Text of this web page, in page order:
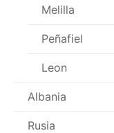
Melilla
Peñafiel
Leon
Albania
Rusia